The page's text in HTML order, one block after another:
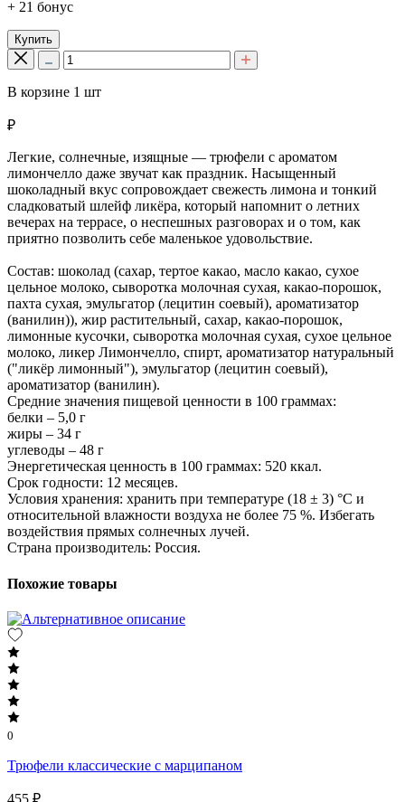
+ 21 бонус
Купить
В корзине 1 шт
₽
Легкие, солнечные, изящные — трюфели с ароматом
лимончелло даже звучат как праздник. Насыщенный
шоколадный вкус сопровождает свежесть лимона и тонкий
сладковатый шлейф ликёра, который напомнит о летних
вечерах на террасе, о неспешных разговорах и о том, как
приятно позволить себе маленькое удовольствие.
Состав: шоколад (сахар, тертое какао, масло какао, сухое
цельное молоко, сыворотка молочная сухая, какао-порошок,
пахта сухая, эмульгатор (лецитин соевый), ароматизатор
(ванилин)), жир растительный, сахар, какао-порошок,
лимонные кусочки, сыворотка молочная сухая, сухое цельное
молоко, ликер Лимончелло, спирт, ароматизатор натуральный
("ликёр лимонный"), эмульгатор (лецитин соевый),
ароматизатор (ванилин).
Средние значения пищевой ценности в 100 граммах:
белки – 5,0 г
жиры – 34 г
углеводы – 48 г
Энергетическая ценность в 100 граммах: 520 ккал.
Срок годности: 12 месяцев.
Условия хранения: хранить при температуре (18 ± 3) °C и
относительной влажности воздуха не более 75 %. Избегать
воздействия прямых солнечных лучей.
Страна производитель: Россия.
Похожие товары
0
Трюфели классические с марципаном
455 ₽